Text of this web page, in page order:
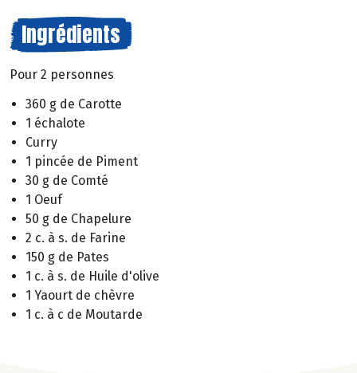
Ingrédients
Pour 2 personnes
360 g de Carotte
1 échalote
Curry
1 pincée de Piment
30 g de Comté
1 Oeuf
50 g de Chapelure
2 c. à s. de Farine
150 g de Pates
1 c. à s. de Huile d'olive
1 Yaourt de chèvre
1 c. à c de Moutarde